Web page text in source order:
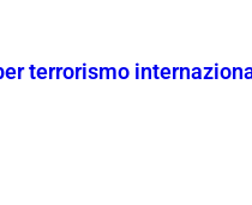
terrorismo